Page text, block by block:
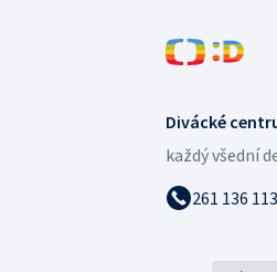
Divácké
každý všední
261 136 113